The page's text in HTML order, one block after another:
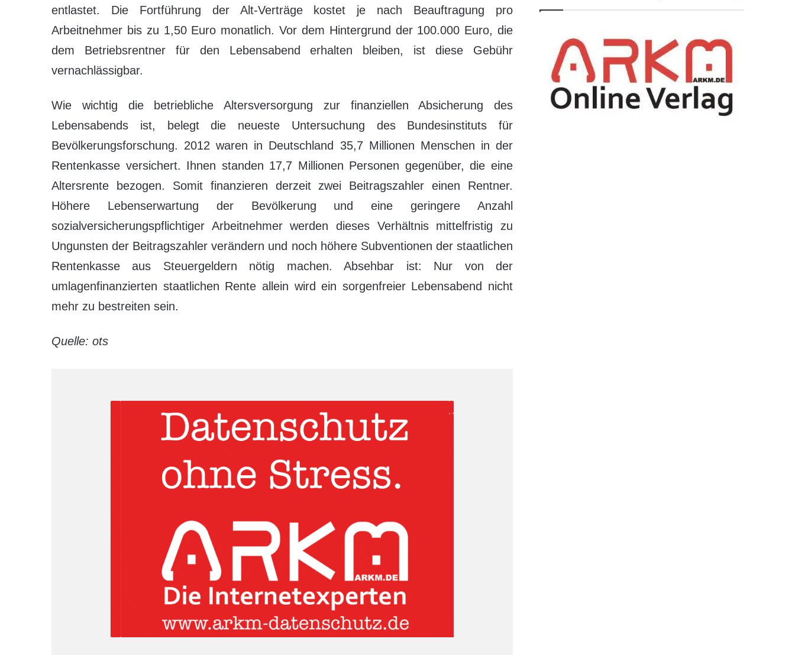
entlastet. Die Fortführung der Alt-Verträge kostet je nach Beauftragung pro
Arbeitnehmer bis zu 1,50 Euro monatlich. Vor dem Hintergrund der 100.000 Euro, die
dem Betriebsrentner für den Lebensabend erhalten bleiben, ist diese Gebühr
vernachlässigbar.
Wie wichtig die betriebliche Altersversorgung zur finanziellen Absicherung des
Lebensabends ist, belegt die neueste Untersuchung des Bundesinstituts für
Bevölkerungsforschung. 2012 waren in Deutschland 35,7 Millionen Menschen in der
Rentenkasse versichert. Ihnen standen 17,7 Millionen Personen gegenüber, die eine
Altersrente bezogen. Somit finanzieren derzeit zwei Beitragszahler einen Rentner.
Höhere Lebenserwartung der Bevölkerung und eine geringere Anzahl
sozialversicherungspflichtiger Arbeitnehmer werden dieses Verhältnis mittelfristig zu
Ungunsten der Beitragszahler verändern und noch höhere Subventionen der staatlichen
Rentenkasse aus Steuergeldern nötig machen. Absehbar ist: Nur von der
umlagenfinanzierten staatlichen Rente allein wird ein sorgenfreier Lebensabend nicht
mehr zu bestreiten sein.
Quelle: ots